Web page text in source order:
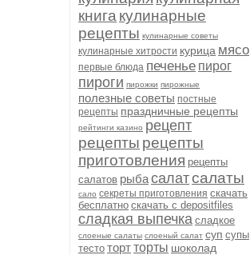
книга кулинарные
рецепты кулинарные советы
кулинарные хитрости курица мясо
первые блюда печенье пирог
пироги пирожки пирожные
полезные советы постные
рецепты праздничные рецепты
рейтинги казино рецепт
рецепты рецепты
приготовления рецепты
салатов рыбасалатсалаты
сало секреты приготовления скачать
бесплатно скачать с depositfiles
сладкая выпечка сладкое
слоеные салаты слоеный салат суп супы
тесто тортторты шоколад